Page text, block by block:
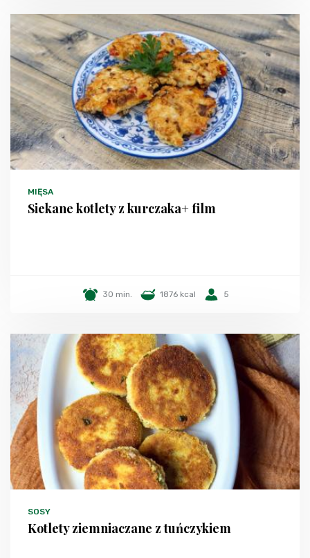
MIĘSA
Siekane kotlety z kurczaka+ film
30 min. 1876 kcal 5
SOSY
Kotlety ziemniaczane z tuńczykiem